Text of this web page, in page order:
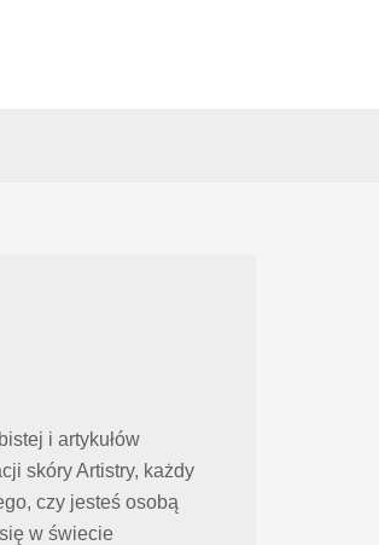
i artykułów
skóry Artistry, każdy
czy jesteś osobą
w świecie